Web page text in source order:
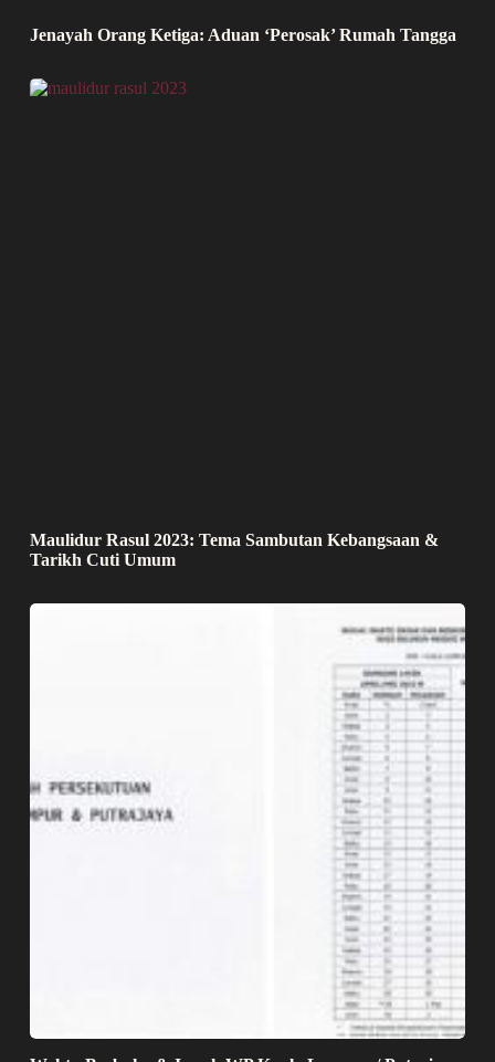
Jenayah Orang Ketiga: Aduan ‘Perosak’ Rumah Tangga
Maulidur Rasul 2023: Tema Sambutan Kebangsaan &
Tarikh Cuti Umum